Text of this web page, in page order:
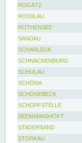
ROGÄTZ
ROSSLAU
ROTHENSEE
SANDAU
SCHARLEUK
SCHNACKENBURG
SCHULAU
SCHÖNA
SCHÖNEBECK
SCHÖPFSTELLE
SEEMANNSHÖFT
STADERSAND
STORKAU